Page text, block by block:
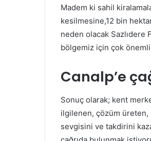
Madem ki sahil
kesilmesine,12 bin
neden olacak Sazlıdere
bölgemiz için çok
Canalp’e
Sonuç olarak; kent
ilgilenen, çözüm üreten,
sevgisini ve takdirini